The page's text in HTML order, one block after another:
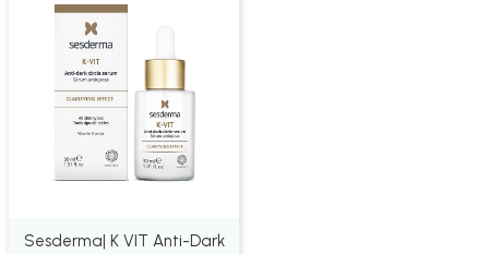
Sesderma| K VIT Anti-Dark